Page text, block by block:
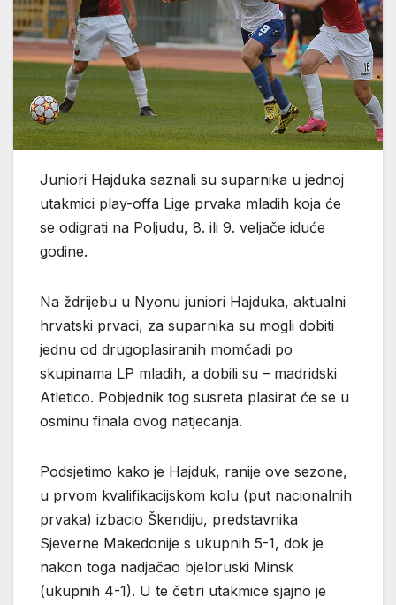
Juniori Hajduka saznali su suparnika u jednoj
utakmici play-offa Lige prvaka mladih koja će
se odigrati na Poljudu, 8. ili 9. veljače iduće
godine.
Na ždrijebu u Nyonu juniori Hajduka, aktualni
hrvatski prvaci, za suparnika su mogli dobiti
jednu od drugoplasiranih momčadi po
skupinama LP mladih, a dobili su – madridski
Atletico. Pobjednik tog susreta plasirat će se u
osminu finala ovog natjecanja.
Podsjetimo kako je Hajduk, ranije ove sezone,
u prvom kvalifikacijskom kolu (put nacionalnih
prvaka) izbacio Škendiju, predstavnika
Sjeverne Makedonije s ukupnih 5-1, dok je
nakon toga nadjačao bjeloruski Minsk
(ukupnih 4-1). U te četiri utakmice sjajno je